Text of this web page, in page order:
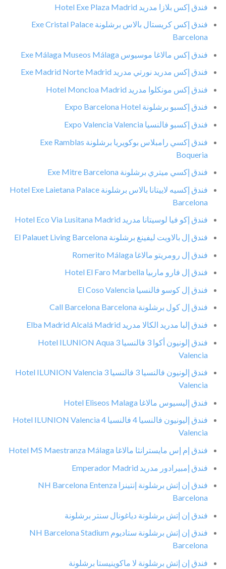
فندق إكس بلازا مدريد Hotel Exe Plaza Madrid
فندق إكس كريستال بالاس برشلونة Exe Cristal Palace
Barcelona
فندق إكس مالاغا موسيوس Exe Málaga Museos Málaga
فندق إكس مدريد نورتي مدريد Exe Madrid Norte Madrid
فندق إكس مونكلوا مدريد Hotel Moncloa Madrid
فندق إكسبو برشلونة Expo Barcelona Hotel
فندق إكسبو فالنسيا Expo Valencia Valencia
فندق إكسي رامبلاس بوكويريا برشلونة Exe Ramblas
Boqueria
فندق إكسي ميتري برشلونة Exe Mitre Barcelona
فندق إكسيه لاييتانا بالاس برشلونة Hotel Exe Laietana Palace
Barcelona
فندق إكو فيا لوسيتانا مدريد Hotel Eco Via Lusitana Madrid
فندق إل بالاويت ليفينغ برشلونة El Palauet Living Barcelona
فندق إل رومريتو مالاغا Romerito Málaga
فندق إل فارو ماربيا Hotel El Faro Marbella
فندق إل كوسو فالنسيا El Coso Valencia
فندق إل كول برشلونة Call Barcelona Barcelona
فندق إلبا مدريد الكالا مدريد Elba Madrid Alcalá Madrid
فندق إلونيون أكوا 3 فالنسيا Hotel ILUNION Aqua 3
Valencia
فندق إلونيون فالنسيا 3 فالنسيا Hotel ILUNION Valencia 3
Valencia
فندق إليسيوس مالاغا Hotel Eliseos Malaga
فندق إليونيون فالنسيا 4 فالنسيا Hotel ILUNION Valencia 4
Valencia
فندق إم إس مايسترانثا مالاغا Hotel MS Maestranza Málaga
فندق إمبيرادور مدريد Emperador Madrid
فندق إن إتش برشلونة إنتينزا NH Barcelona Entenza
Barcelona
فندق إن إتش برشلونة دياغونال سنتر برشلونة
فندق إن إتش برشلونة ستاديوم NH Barcelona Stadium
Barcelona
فندق إن إتش برشلونة لا ماكوينيستا برشلونة